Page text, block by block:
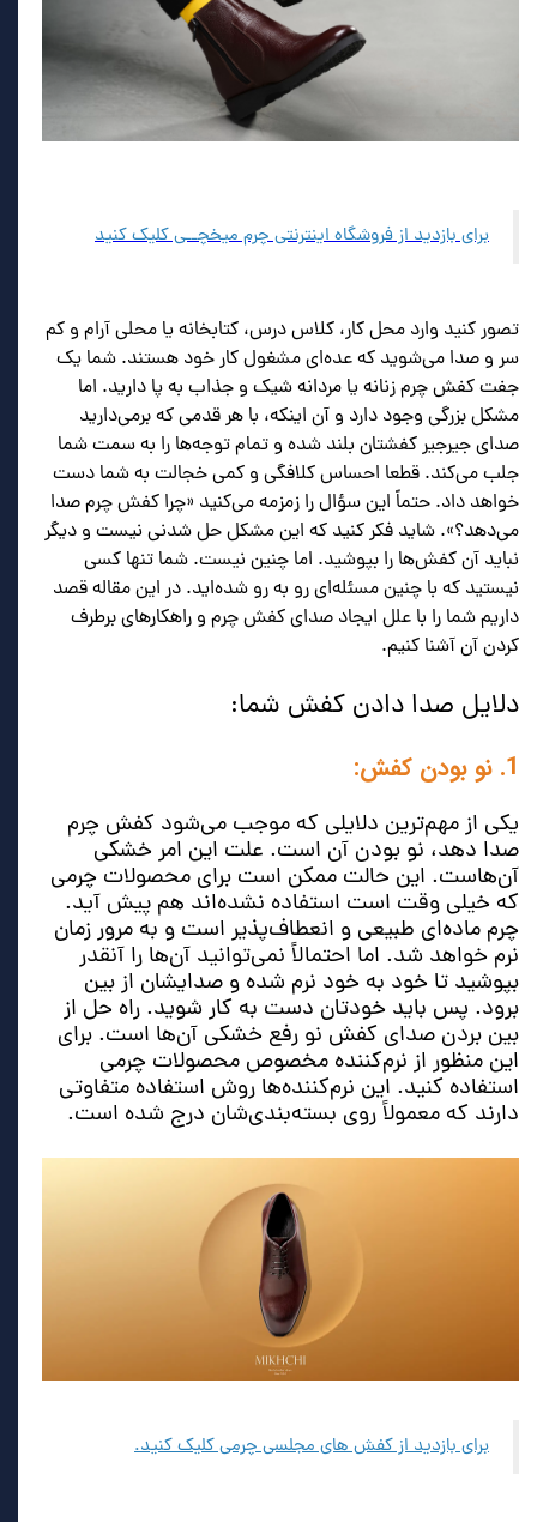
برای بازدید از فروشگاه اینترنتی چرم میخچــی کلیک کنید
تصور کنید وارد محل کار، کلاس درس، کتابخانه یا محلی آرام و کم
سر و صدا می‌شوید که عده‌ای مشغول کار خود هستند. شما یک
جفت کفش چرم زنانه یا مردانه شیک و جذاب به پا دارید. اما
مشکل بزرگی وجود دارد و آن اینکه، با هر قدمی که برمی‌دارید
صدای جیرجیر کفشتان بلند شده و تمام توجه‌ها را به سمت شما
جلب می‌کند. قطعا احساس کلافگی و کمی خجالت به شما دست
خواهد داد. حتماً این سؤال را زمزمه می‌کنید «چرا کفش چرم صدا
می‌دهد؟». شاید فکر کنید که این مشکل حل شدنی نیست و دیگر
نباید آن کفش‌ها را بپوشید. اما چنین نیست. شما تنها کسی
نیستید که با چنین مسئله‌ای رو به رو شده‌اید. در این مقاله قصد
داریم شما را با علل ایجاد صدای کفش چرم و راهکارهای برطرف
کردن آن آشنا کنیم.
دلایل صدا دادن کفش شما:
1. نو بودن کفش:
یکی از مهم‌ترین دلایلی که موجب می‌شود کفش چرم
صدا دهد، نو بودن آن است. علت این امر خشکی
آن‌هاست. این حالت ممکن است برای محصولات چرمی
که خیلی وقت است استفاده نشده‌اند هم پیش آید.
چرم ماده‌ای طبیعی و انعطاف‌پذیر است و به مرور زمان
نرم خواهد شد. اما احتمالاً نمی‌توانید آن‌ها را آنقدر
بپوشید تا خود به خود نرم شده و صدایشان از بین
برود. پس باید خودتان دست به کار شوید. راه حل از
بین بردن صدای کفش نو رفع خشکی آن‌ها است. برای
این منظور از نرم‌کننده مخصوص محصولات چرمی
استفاده کنید. این نرم‌کننده‌ها روش استفاده متفاوتی
دارند که معمولاً روی بسته‌بندی‌شان درج شده است.
برای بازدید از کفش های مجلسی چرمی کلیک کنید.